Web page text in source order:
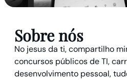
Sobre nós
No jesus da ti, compartilho
concursos públicos de TI,
desenvolvimento pessoal,